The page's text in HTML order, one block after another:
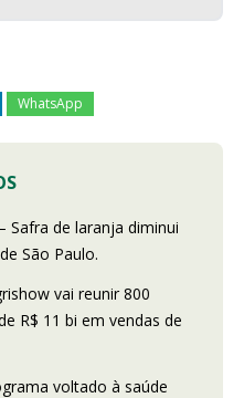
WhatsApp
Safra de laranja diminui
São Paulo.
vai reunir 800
R$ 11 bi em vendas de
voltado à saúde